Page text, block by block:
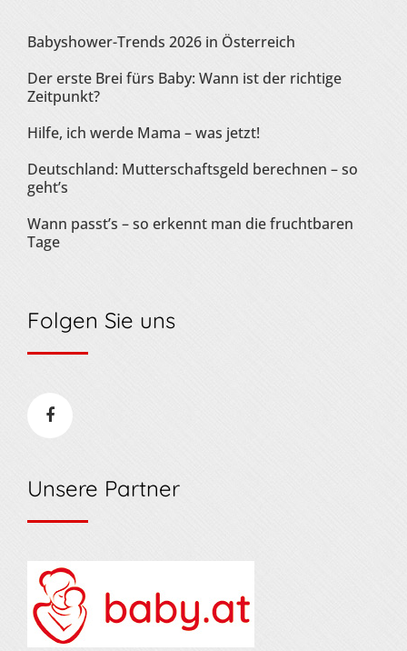
Babyshower-Trends 2026 in Österreich
Der erste Brei fürs Baby: Wann ist der richtige
Zeitpunkt?
Hilfe, ich werde Mama – was jetzt!
Deutschland: Mutterschaftsgeld berechnen – so
geht’s
Wann passt’s – so erkennt man die fruchtbaren
Tage
Folgen Sie uns
Unsere Partner